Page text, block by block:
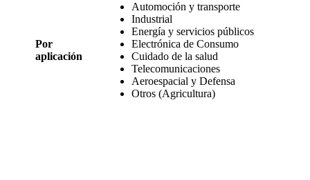
Por
aplicación
Automoción y transporte
Industrial
Energía y servicios públicos
Electrónica de Consumo
Cuidado de la salud
Telecomunicaciones
Aeroespacial y Defensa
Otros (Agricultura)